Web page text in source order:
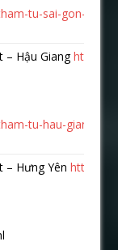
tu-sai-gon-uy-
– Hậu Gianghttps://
tu-hau-giang-
– Hưng Yênhttps://